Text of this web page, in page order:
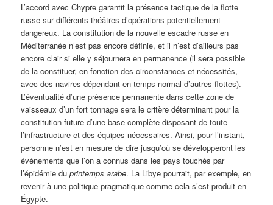
L’accord avec Chypre garantit la présence tactique de la flotte
russe sur différents théâtres d’opérations potentiellement
dangereux. La constitution de la nouvelle escadre russe en
Méditerranée n’est pas encore définie, et il n’est d’ailleurs pas
encore clair si elle y séjournera en permanence (il sera possible
de la constituer, en fonction des circonstances et nécessités,
avec des navires dépendant en temps normal d’autres flottes).
L’éventualité d’une présence permanente dans cette zone de
vaisseaux d’un fort tonnage sera le critère déterminant pour la
constitution future d’une base complète disposant de toute
l’infrastructure et des équipes nécessaires. Ainsi, pour l’instant,
personne n’est en mesure de dire jusqu’où se développeront les
événements que l’on a connus dans les pays touchés par
l’épidémie duprintemps arabe. La Libye pourrait, par exemple, en
revenir à une politique pragmatique comme cela s’est produit en
Égypte.